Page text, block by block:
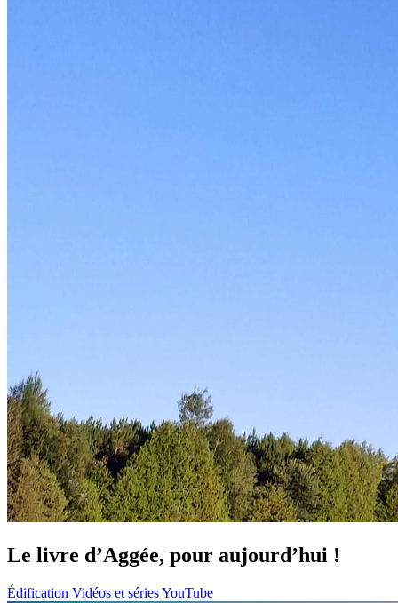
Le livre d’Aggée, pour aujourd’hui !
Édification Vidéos et séries YouTube